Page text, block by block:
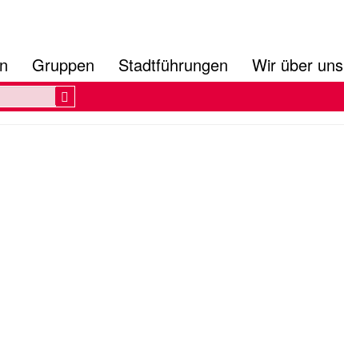
Gruppen Stadtführungen Wir über uns
Search